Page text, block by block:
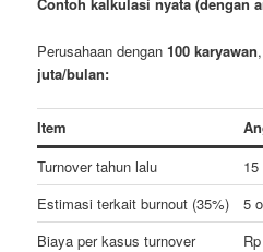
Contoh kalkulasi nyata (dengan
Perusahaan dengan100 karyawan
juta/bulan:
Item
Turnover tahun lalu
15
Estimasi terkait burnout (35%)
5
Biaya per kasus turnover